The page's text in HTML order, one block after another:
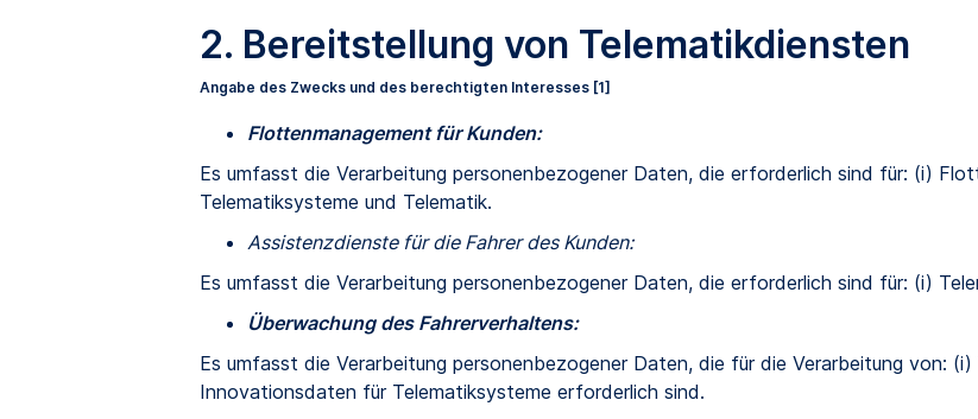
2. Bereitstellung von Telematikdiensten
Angabe des Zwecks und des berechtigten Interesses [1]
Flottenmanagement für Kunden:
Es umfasst die Verarbeitung personenbezogener Daten, die erforderlich sind für: (i)
Telematiksysteme und Telematik.
Assistenzdienste für die Fahrer des Kunden:
Es umfasst die Verarbeitung personenbezogener Daten, die erforderlich sind für: (i)
Überwachung des Fahrerverhaltens:
Es umfasst die Verarbeitung personenbezogener Daten, die für die Verarbeitung von:
Innovationsdaten für Telematiksysteme erforderlich sind.